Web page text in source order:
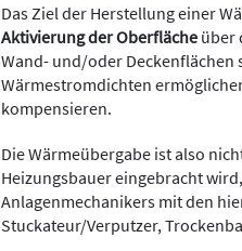
Das Ziel der Herstellung einer
Aktivierung der Oberfläche über
Wand- und/oder
Wärmestromdichten
kompensieren.
Die Wärmeübergabe ist also
Heizungsbauer eingebracht
Anlagenmechanikers mit den
Stuckateur/Verputzer,